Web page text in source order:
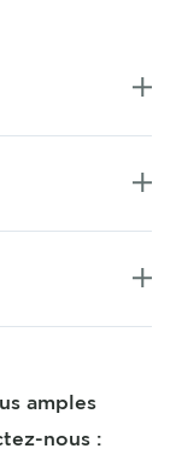
amples
nous :